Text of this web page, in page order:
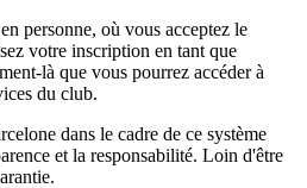
personne, où vous acceptez le
votre inscription en tant que
là que vous pourrez accéder à
du club.
dans le cadre de ce système
et la responsabilité. Loin d'être